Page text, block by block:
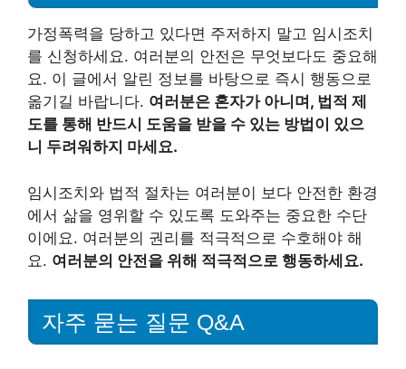
가정폭력을 당하고 있다면 주저하지 말고 임시조치
를 신청하세요. 여러분의 안전은 무엇보다도 중요해
요. 이 글에서 알린 정보를 바탕으로 즉시 행동으로
옮기길 바랍니다. 여러분은 혼자가 아니며, 법적 제
도를 통해 반드시 도움을 받을 수 있는 방법이 있으
니 두려워하지 마세요.
임시조치와 법적 절차는 여러분이 보다 안전한 환경
에서 삶을 영위할 수 있도록 도와주는 중요한 수단
이에요. 여러분의 권리를 적극적으로 수호해야 해
요. 여러분의 안전을 위해 적극적으로 행동하세요.
자주 묻는 질문 Q&A